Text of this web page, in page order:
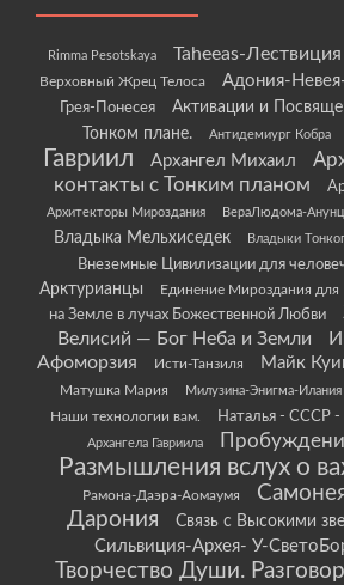
Rimma Pesotskaya Taheeas-
Верховный Жрец Телоса
Адония-
Грея-Понесея
Активации и
Тонком плане.
Антидемиург Кобра
Гавриил
Архангел Михаил
контакты с Тонким планом
Архитекторы Мироздания ВераЛюдома-
Владыка Мельхиседек Владыки
Внеземные Цивилизации для
Арктурианцы
Единение Мироздания
на Земле в лучах Божественной Любви
Велисий — Бог Неба и Земли
Афоморзия
Исти-Танзиля Майк
Матушка Мария Милузина-Энигма-Илания
Наши технологии вам.
Наталья - СССР -
Архангела Гавриила
Размышления вслух о
Рамона-Даэра-Аомаумя
Дарония
Связь с Высокими
Сильвиция-Архея- У-
Творчество Души.